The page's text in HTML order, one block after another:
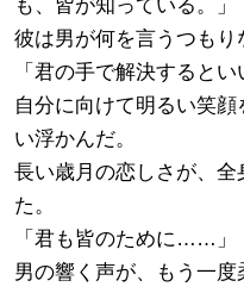
も、皆が知っている。」
彼は男が何を言うつもり
「君の手で解決すると
自分に向けて明るい笑
い浮かんだ。
長い歳月の恋しさが、
た。
「君も皆のために……」
男の響く声が、もう一度